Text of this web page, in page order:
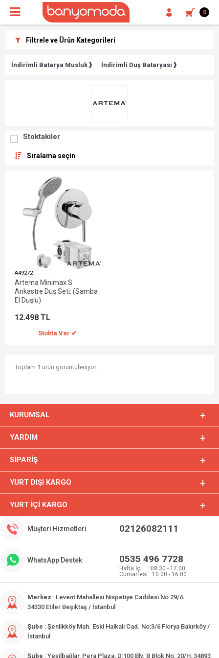
0
Filtrele ve Ürün Kategorileri
İndirimli Batarya Musluk İndirimli Duş Bataryası
Stoktakiler
Sıralama seçin
A49272
Artema Minimax S
Ankastre Duş Seti, (Samba
El Duşlu)
12.498 TL
Stokta Var ✔
Toplam 1 ürün görüntüleniyor.
KURUMSAL
YARDIM
SIPARIŞ
YURT DIŞI KARGO
YURT İÇI KARGO
Müşteri Hizmetleri 02126082111
WhatsApp Destek 0535 496 7728
Hafta İçi : 08:30 - 17:00
Cumartesi : 10:00 - 16:00
Merkez : Levent Mahallesi Nispetiye Caddesi No:29/A
34330 Etiler Beşiktaş / İstanbul
Şube : Şenlikköy Mah. Eski Halkalı Cad. No:3/6 Florya Bakırköy /
İstanbul
Şube : Yeşilbağlar, Pera Plaza, D:100 Blv. B Blok No: 20/H, 34893